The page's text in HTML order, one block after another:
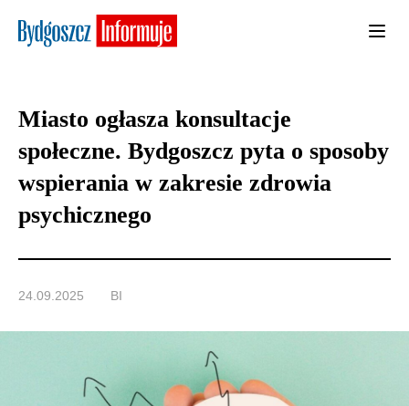
Miasto ogłasza konsultacje
społeczne. Bydgoszcz pyta o sposoby
wspierania w zakresie zdrowia
psychicznego
24.09.2025 BI